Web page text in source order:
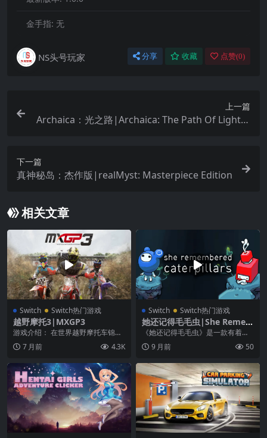
金手指: 无
NS头号玩家 分享 收藏 点赞(0)
上一篇
Archaica：光之路|Archaica: The Path Of Light中
下一篇
真神秘岛：杰作版|realMyst: Masterpiece Edition
相关文章
Switch Switch热门游戏
越野摩托3|MXGP3
游戏介绍： 在世界越野摩托车锦标
赛唯一官方游戏 Motocross 中，体
验越野...
7 月前 4.3K
Switch Switch热门游戏
她还记得毛毛虫|She Remem
bered Caterpillars中文
《她还记得毛毛虫》是一款有着诡
谲真菌朋克画风的色彩解谜游戏。
游戏发生在一个变幻莫...
9 月前 50